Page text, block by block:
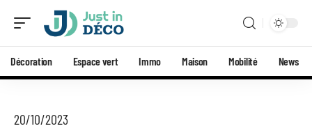
Décoration Espace vert Immo Maison Mobilité News
20/10/2023